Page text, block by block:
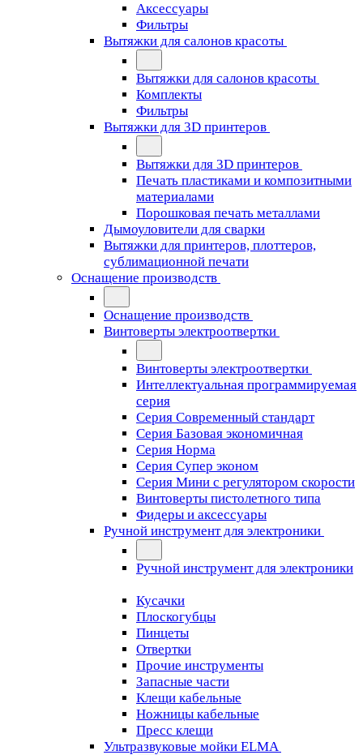
Аксессуары
Фильтры
Вытяжки для салонов красоты
Вытяжки для салонов красоты
Комплекты
Фильтры
Вытяжки для 3D принтеров
Вытяжки для 3D принтеров
Печать пластиками и композитными
материалами
Порошковая печать металлами
Дымоуловители для сварки
Вытяжки для принтеров, плоттеров,
сублимационной печати
Оснащение производств
Оснащение производств
Винтоверты электроотвертки
Винтоверты электроотвертки
Интеллектуальная программируемая
серия
Серия Современный стандарт
Серия Базовая экономичная
Серия Норма
Серия Cупер эконом
Серия Мини с регулятором скорости
Винтоверты пистолетного типа
Фидеры и аксессуары
Ручной инструмент для электроники
Ручной инструмент для электроники
Кусачки
Плоскогубцы
Пинцеты
Отвертки
Прочие инструменты
Запасные части
Клещи кабельные
Ножницы кабельные
Пресс клещи
Ультразвуковые мойки ELMA